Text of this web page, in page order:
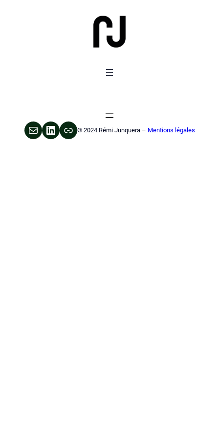
MailLinkedIn
Link© 2024 Rémi Junquera – Mentions légales